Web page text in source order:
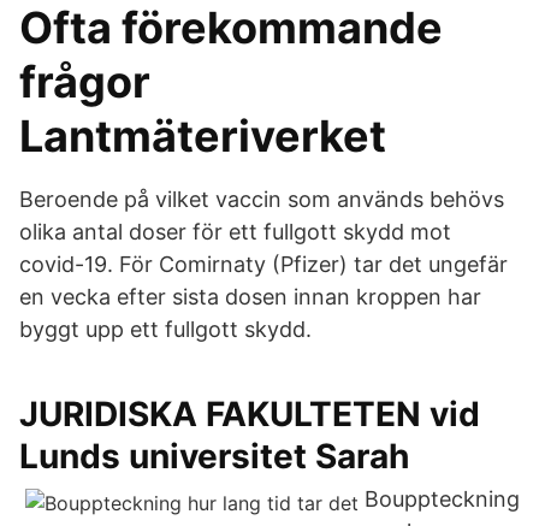
Ofta förekommande
frågor
Lantmäteriverket
Beroende på vilket vaccin som används behövs
olika antal doser för ett fullgott skydd mot
covid-19. För Comirnaty (Pfizer) tar det ungefär
en vecka efter sista dosen innan kroppen har
byggt upp ett fullgott skydd.
JURIDISKA FAKULTETEN vid
Lunds universitet Sarah
Bouppteckning